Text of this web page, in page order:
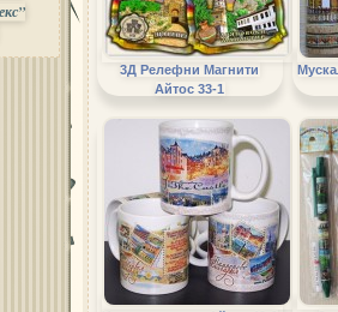
3Д Релефни Магнити
Айтос 33-1